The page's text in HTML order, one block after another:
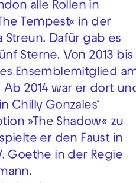
alle Rollen in
Tempest« in der
Streun. Dafür gab es
Sterne. Von 2013 bis
Ensemblemitglied
Ab 2014 war er dort
Chilly Gonzales‘
»The Shadow« zu
er den Faust in
Goethe in der Regie